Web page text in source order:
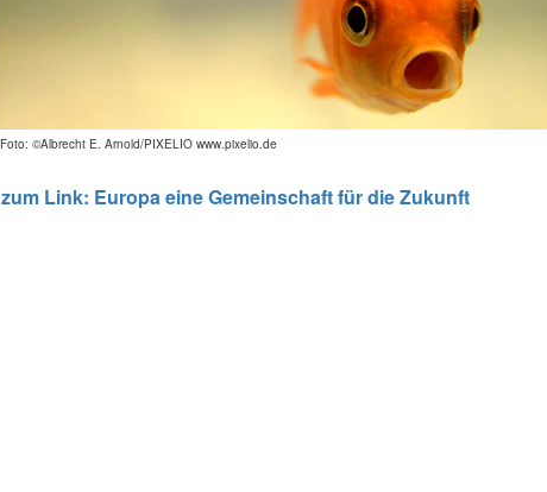
Foto: ©Albrecht E. Arnold/PIXELIO www.pixelio.de
zum Link: Europa eine Gemeinschaft für die Zukunft